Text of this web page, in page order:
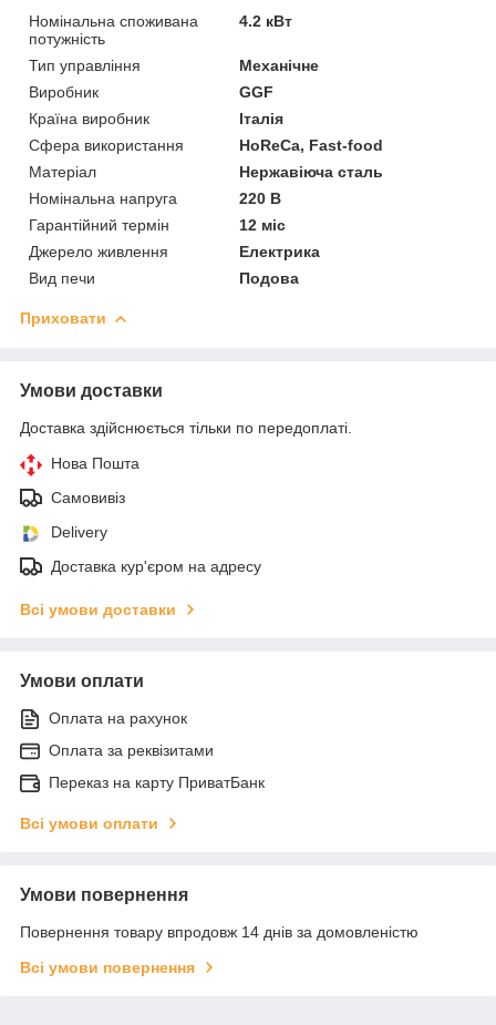
Номінальна споживана
потужність
4.2 кВт
Тип управління
Механічне
Виробник
GGF
Країна виробник
Італія
Сфера використання
HoReCa, Fast-food
Матеріал
Нержавіюча сталь
Номінальна напруга
220 В
Гарантійний термін
12 міс
Джерело живлення
Електрика
Вид печи
Подова
Приховати
Умови доставки
Доставка здійснюється тільки по передоплаті.
Нова Пошта
Самовивіз
Delivery
Доставка кур'єром на адресу
Всі умови доставки
Умови оплати
Оплата на рахунок
Оплата за реквізитами
Переказ на карту ПриватБанк
Всі умови оплати
Умови повернення
Повернення товару впродовж 14 днів за домовленістю
Всі умови повернення